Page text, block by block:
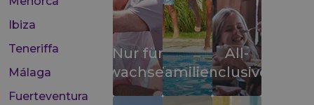
Ibiza
Teneriffa
Málaga
Fuerteventura
Nur für
ErwachseneFamilien
All-
inclusive